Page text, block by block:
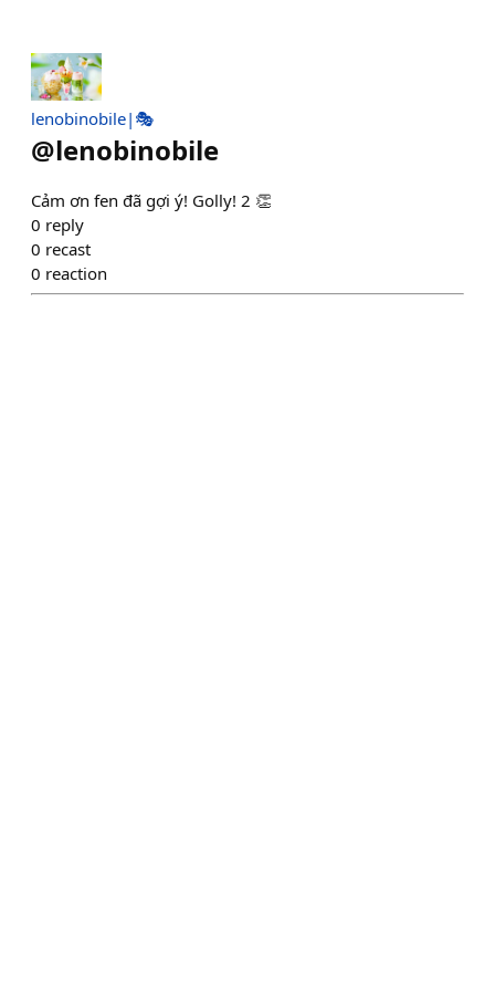
lenobinobile|🎭
@lenobinobile
Cảm ơn fen đã gợi ý! Golly! 2 👏
0 reply
0 recast
0 reaction